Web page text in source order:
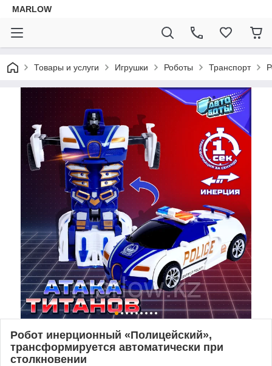
MARLOW
Товары и услуги Игрушки Роботы Транспорт
Робот инерционный «Полицейский»,
трансформируется автоматически при
столкновении